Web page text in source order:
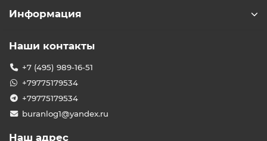
Информация
Наши контакты
+7 (495) 989-16-51
+79775179534
+79775179534
buranlog1@yandex.ru
Наш адрес